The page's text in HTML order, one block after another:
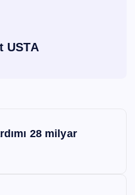
USTA
28 milyar